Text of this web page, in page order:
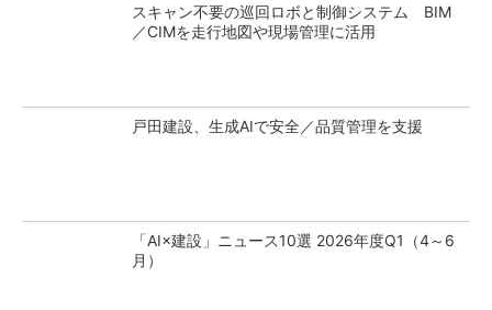
スキャン不要の巡回ロボと制御システム BIM
／CIMを走行地図や現場管理に活用
戸田建設、生成AIで安全／品質管理を支援
「AI×建設」ニュース10選 2026年度Q1（4～6
月）